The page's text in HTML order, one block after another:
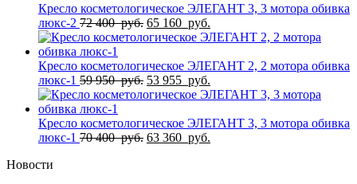
61
950
руб..
755
Кресло косметологическое ЭЛЕГАНТ 3, 3 мотора обивка
люкс-2 72 400руб. Первоначальная
цена
72
400
руб..
65 160 руб.
цена:
160
Кресло косметологическое ЭЛЕГАНТ 2, 2 мотора обивка
люкс-1 59 950руб. Первоначальная
цена
59
950
53 955 руб.
цена:
955
Кресло косметологическое ЭЛЕГАНТ 3, 3 мотора обивка
люкс-1 70 400руб. Первоначальная
63 360 руб.
Новости